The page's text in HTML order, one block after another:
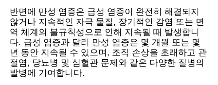
반면에 만성 염증은 급성 염증이 완전히 해결되지
않거나 지속적인 자극 물질, 장기적인 감염 또는 면
역 체계의 불규칙성으로 인해 지속될 때 발생합니
다. 급성 염증과 달리 만성 염증은 몇 개월 또는 몇
년 동안 지속될 수 있으며, 조직 손상을 초래하고 관
절염, 당뇨병 및 심혈관 문제와 같은 다양한 질병의
발병에 기여합니다.